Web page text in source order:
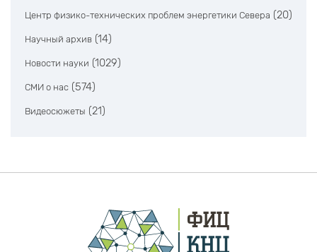
Центр физико-технических проблем энергетики Севера (20)
Научный архив (14)
Новости науки (1029)
СМИ о нас (574)
Видеосюжеты (21)